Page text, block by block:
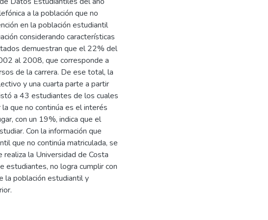
a la población que no
en la población estudiantil
considerando características
demuestran que el 22% del
al 2008, que corresponde a
de la carrera. De ese total, la
y una cuarta parte a partir
a 43 estudiantes de los cuales
que no continúa es el interés
con un 19%, indica que el
Con la información que
que no continúa matriculada, se
la Universidad de Costa
estudiantes, no logra cumplir con
la población estudiantil y